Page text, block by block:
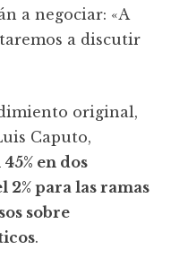
a negociar: «A
a discutir
original,
Caputo,
en dos
2% para las ramas
sobre
.